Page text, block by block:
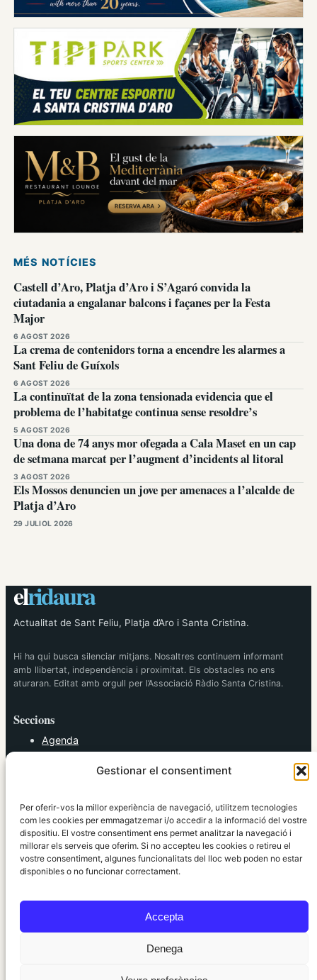
Gestionar el consentiment
Per oferir-vos la millor experiència de navegació, utilitzem tecnologies
com les cookies per emmagatzemar i/o accedir a la informació del vostre
dispositiu. El vostre consentiment ens permet analitzar la navegació i
millorar els serveis que oferim. Si no accepteu les cookies o retireu el
vostre consentiment, algunes funcionalitats del lloc web poden no estar
disponibles o no funcionar correctament.
Accepta
Denega
MÉS NOTÍCIES
Castell d’Aro, Platja d’Aro i S’Agaró convida la
ciutadania a engalanar balcons i façanes per la Festa
Major
6 AGOST 2026
La crema de contenidors torna a encendre les alarmes a
Sant Feliu de Guíxols
6 AGOST 2026
La continuïtat de la zona tensionada evidencia que el
problema de l’habitatge continua sense resoldre’s
5 AGOST 2026
Una dona de 74 anys mor ofegada a Cala Maset en un cap
de setmana marcat per l’augment d’incidents al litoral
3 AGOST 2026
Els Mossos denuncien un jove per amenaces a l’alcalde de
Platja d’Aro
29 JULIOL 2026
elridaura
Actualitat de Sant Feliu, Platja d’Aro i Santa Cristina.
Hi ha qui busca silenciar mitjans. Nosaltres continuem informant
amb llibertat, independència i proximitat. Els obstacles no ens
aturaran. Editat amb orgull per l’Associació Ràdio Santa Cristina.
Seccions
Agenda
Cultura
Política
Societat
Tendències
elRidaura.com